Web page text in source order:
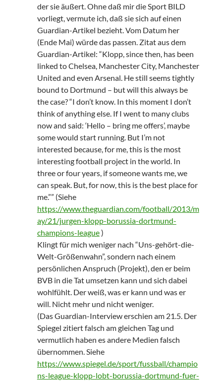
der sie äußert. Ohne daß mir die Sport BILD
vorliegt, vermute ich, daß sie sich auf einen
Guardian-Artikel bezieht. Vom Datum her
(Ende Mai) würde das passen. Zitat aus dem
Guardian-Artikel: “Klopp, since then, has been
linked to Chelsea, Manchester City, Manchester
United and even Arsenal. He still seems tightly
bound to Dortmund – but will this always be
the case? “I don’t know. In this moment I don’t
think of anything else. If I went to many clubs
now and said: ‘Hello – bring me offers’, maybe
some would start running. But I’m not
interested because, for me, this is the most
interesting football project in the world. In
three or four years, if someone wants me, we
can speak. But, for now, this is the best place for
me.”” (Siehe
https://www.theguardian.com/football/2013/m
ay/21/jurgen-klopp-borussia-dortmund-
champions-league)
Klingt für mich weniger nach “Uns-gehört-die-
Welt-Größenwahn”, sondern nach einem
persönlichen Anspruch (Projekt), den er beim
BVB in die Tat umsetzen kann und sich dabei
wohlfühlt. Der weiß, was er kann und was er
will. Nicht mehr und nicht weniger.
(Das Guardian-Interview erschien am 21.5. Der
Spiegel zitiert falsch am gleichen Tag und
vermutlich haben es andere Medien falsch
übernommen. Siehe
https://www.spiegel.de/sport/fussball/champio
ns-league-klopp-lobt-borussia-dortmund-fuer-